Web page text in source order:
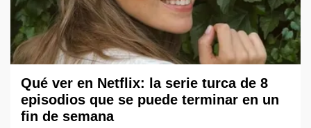
Qué ver en Netflix: la serie turca de 8
episodios que se puede terminar en un
fin de semana